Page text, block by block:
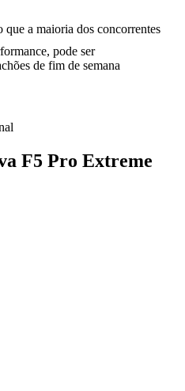
que a maioria dos concorrentes
pode ser
de fim de semana
F5 Pro Extreme